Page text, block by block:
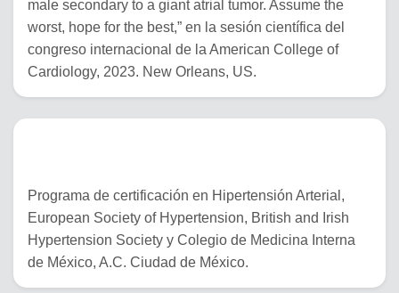
male secondary to a giant atrial tumor. Assume the
worst, hope for the best,” en la sesión científica del
congreso internacional de la American College of
Cardiology, 2023. New Orleans, US.
Programa de certificación en Hipertensión Arterial,
European Society of Hypertension, British and Irish
Hypertension Society y Colegio de Medicina Interna
de México, A.C. Ciudad de México.